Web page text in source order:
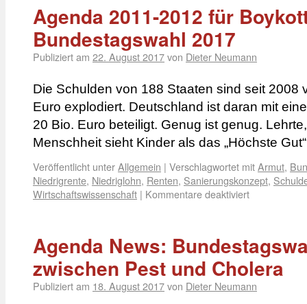
Agenda 2011-2012 für
Bundestagswahl 2017
Publiziert am 22. August 2017von Dieter Neumann
Die Schulden von 188 Staaten sind seit 2008
Euro explodiert. Deutschland ist daran mit
20 Bio. Euro beteiligt. Genug ist genug.
Menschheit sieht Kinder als das „Höchste
Veröffentlicht unterAllgemein | Verschlagwortet mitArmut,
Niedrigrente, Niedriglohn, Renten, Sanierungskonzept,
Wirtschaftswissenschaft | Kommentare deaktiviert
Agenda News:
zwischen Pest und Cholera
Publiziert am 18. August 2017von Dieter Neumann